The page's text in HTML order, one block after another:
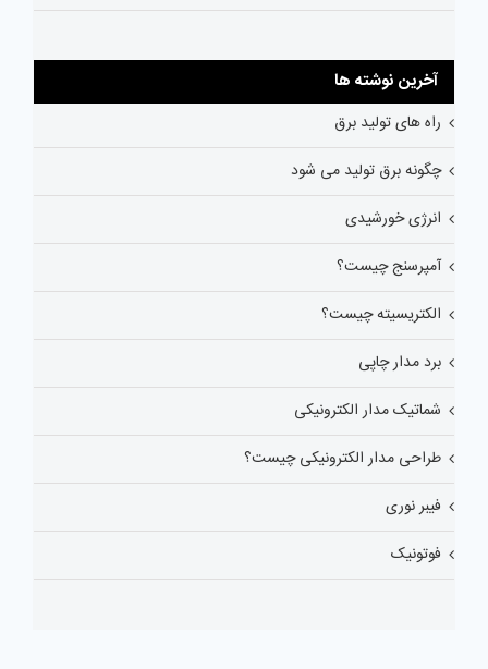
آخرین نوشته ها
راه های تولید برق
چگونه برق تولید می شود
انرژی خورشیدی
آمپرسنج چیست؟
الکتریسیته چیست؟
برد مدار چاپی
شماتیک مدار الکترونیکی
طراحی مدار الکترونیکی چیست؟
فیبر نوری
فوتونیک